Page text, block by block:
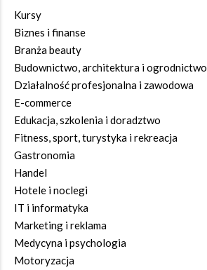
Kursy
Biznes i finanse
Branża beauty
Budownictwo, architektura i ogrodnictwo
Działalność profesjonalna i zawodowa
E-commerce
Edukacja, szkolenia i doradztwo
Fitness, sport, turystyka i rekreacja
Gastronomia
Handel
Hotele i noclegi
IT i informatyka
Marketing i reklama
Medycyna i psychologia
Motoryzacja